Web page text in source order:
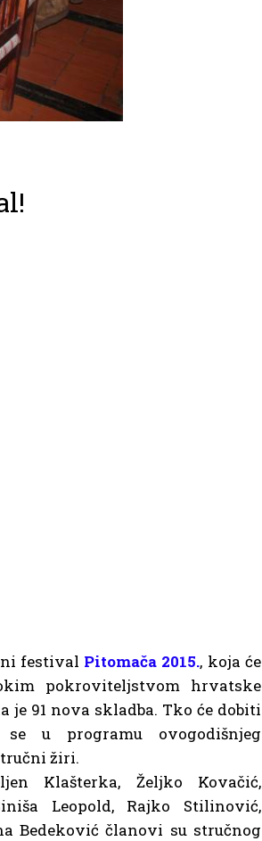
festival Pitomača 2015., koja će
pokroviteljstvom hrvatske
je 91 nova skladba. Tko će dobiti
u programu ovogodišnjeg
žiri.
Klašterka, Željko Kovačić,
Leopold, Rajko Stilinović,
Bedeković članovi su stručnog